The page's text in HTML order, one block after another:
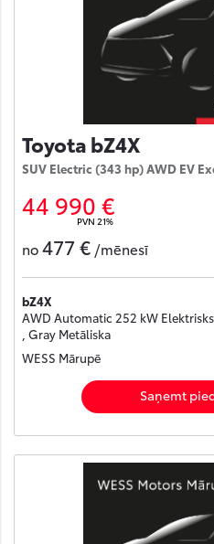
Toyota bZ4X
SUV Electric (343 hp) AWD EV
44 990 €
PVN 21%
no477 € /mēnesī
bZ4X
AWD Automatic 252 kW
, Gray Metāliska
WESS Mārupē
Saņemt